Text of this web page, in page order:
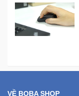
VỀ BOBA SHOP